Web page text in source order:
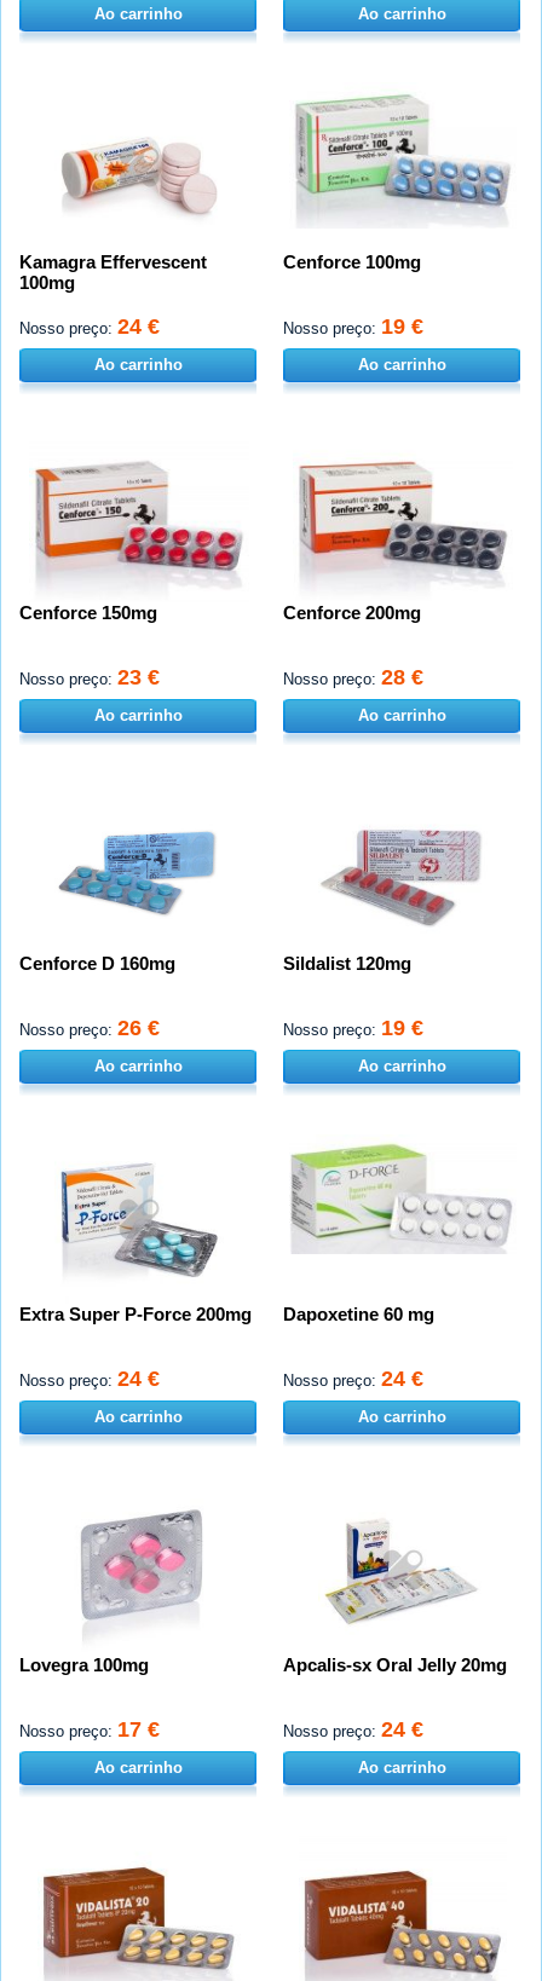
Ao carrinho Ao carrinho
Kamagra Effervescent
100mg
Nosso preço: 24 €
Ao carrinho
Cenforce 100mg
Nosso preço: 19 €
Ao carrinho
Cenforce 150mg
Nosso preço: 23 €
Ao carrinho
Cenforce 200mg
Nosso preço: 28 €
Ao carrinho
Cenforce D 160mg
Nosso preço: 26 €
Ao carrinho
Sildalist 120mg
Nosso preço: 19 €
Ao carrinho
Extra Super P-Force 200mg
Nosso preço: 24 €
Ao carrinho
Dapoxetine 60 mg
Nosso preço: 24 €
Ao carrinho
Lovegra 100mg
Nosso preço: 17 €
Ao carrinho
Apcalis-sx Oral Jelly 20mg
Nosso preço: 24 €
Ao carrinho